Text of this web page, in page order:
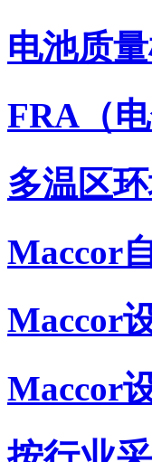
电池质
FRA（
多温区
Maccor
Maccor
Maccor